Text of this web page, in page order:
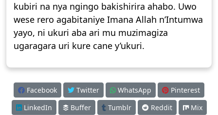
kubiri na nya ngingo bakishirira ahabo. Uwo
wese rero agabitaniye Imana Allah n’Intumwa
yayo, ni ukuri aba ari mu muzimagiza
ugaragara uri kure cane y’ukuri.
Facebook Twitter WhatsApp
Pinterest
LinkedIn
Buffer Tumblr Reddit
Mix